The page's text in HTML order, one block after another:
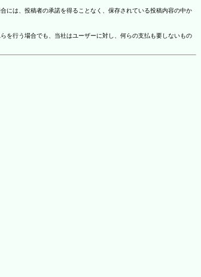
には、投稿者の承諾を得ることなく、保存されている投稿内容の中か
を行う場合でも、当社はユーザーに対し、何らの支払も要しないもの